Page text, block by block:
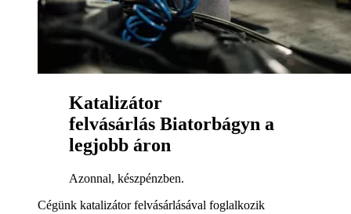
Katalizátor
felvásárlás Biatorbágyn a
legjobb áron
Azonnal, készpénzben.
Cégünk katalizátor felvásárlásával foglalkozik